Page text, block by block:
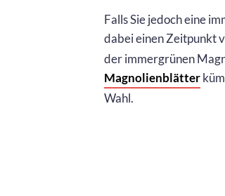
Falls Sie jedoch eine
dabei einen Zeitpunkt
der immergrünen
Magnolienblätter
Wahl.